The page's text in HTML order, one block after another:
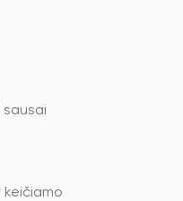
keičiamo